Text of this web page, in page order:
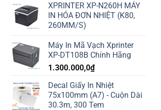
XPRINTER XP-N260H MÁY
IN HÓA ĐƠN NHIỆT (K80,
260MM/S)
Máy In Mã Vạch Xprinter
XP-DT108B Chính Hãng
1.300.000,0₫
Decal Giấy In Nhiệt
75x100mm (A7) - Cuộn Dài
30.3m, 300 Tem